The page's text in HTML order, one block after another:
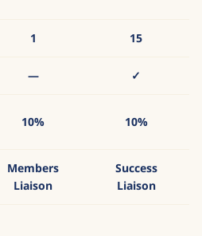
1 15
— ✓
10% 10%
Members
Liaison
Success
Liaison